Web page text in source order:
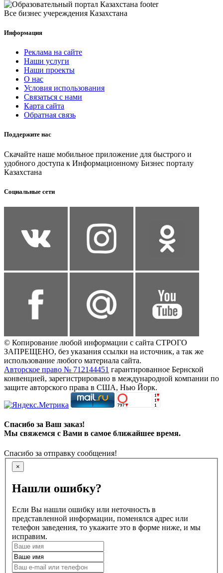
Все бизнес учереждения Казахстана
Информация
Реклама на сайте
Наши услуги
Наши проекты
О нас
Условия использования
Связаться с нами
Карта сайта
Обратная связь
Поддержите нас
Скачайте наше мобильное приложение для быстрого и
удобного доступа к Информационному Бизнес порталу
Казахстана
Социальные сети
© Копирование любой информации с сайта СТРОГО
ЗАПРЕЩЕНО, без указания ссылки на источник, а так же
использование любого материала сайта.
Авторское право № 712144451 гарантированное Бернской
конвенцией, зарегистрировано в международной компании по
защите авторского права в США, Нью Йорк.
Спасибо за Ваш заказ!
Мы свяжемся с Вами в самое ближайшее время.
Спасибо за отправку сообщения!
×
Нашли ошибку?
Если Вы нашли ошибку или неточность в
представленной информации, поменялся адрес или
телефон заведения, то укажите это в форме ниже, и мы
исправим.